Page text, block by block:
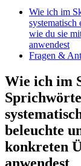
Wie⁢ ich im
wie du ⁤sie‍
anwendest
Fragen‍ &‌
Wie ich im
beleuchte
konkreten
anwendest